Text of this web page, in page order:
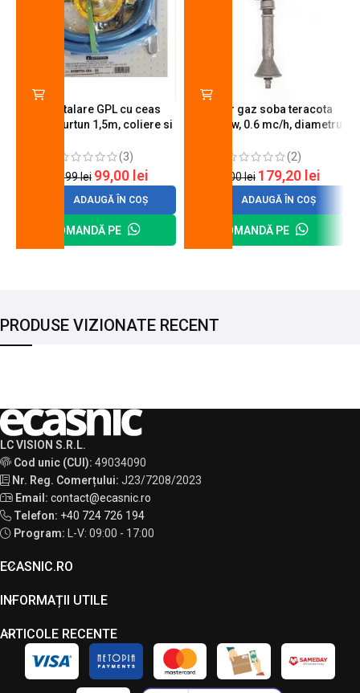
Kit instalare GPL cu ceas
butelie, furtun 1,5m, coliere si
(3)
120,99lei 99,00 lei
ADAUGĂ ÎN COȘ
COMANDĂ PE
Arzator gaz soba teracota
A600, 6 kw, 0.6 mc/h, diametru
(2)
200,00lei 179,20 lei
ADAUGĂ ÎN COȘ
COMANDĂ PE
PRODUSE VIZIONATE RECENT
LC VISION S.R.L.
Cod unic (CUI): 49034090
Nr. Reg. Comerțului: J23/7208/2023
Email: contact@ecasnic.ro
Telefon: +40 724 726 194
Program: L-V: 09:00 - 17:00
ECASNIC.RO
INFORMAȚII UTILE
ARTICOLE RECENTE